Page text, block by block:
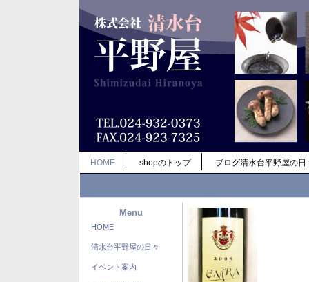
HOME shopのトップ ブログ清水台平野屋の日
Menu
HOME
清水台平野屋の日々
イベント案内